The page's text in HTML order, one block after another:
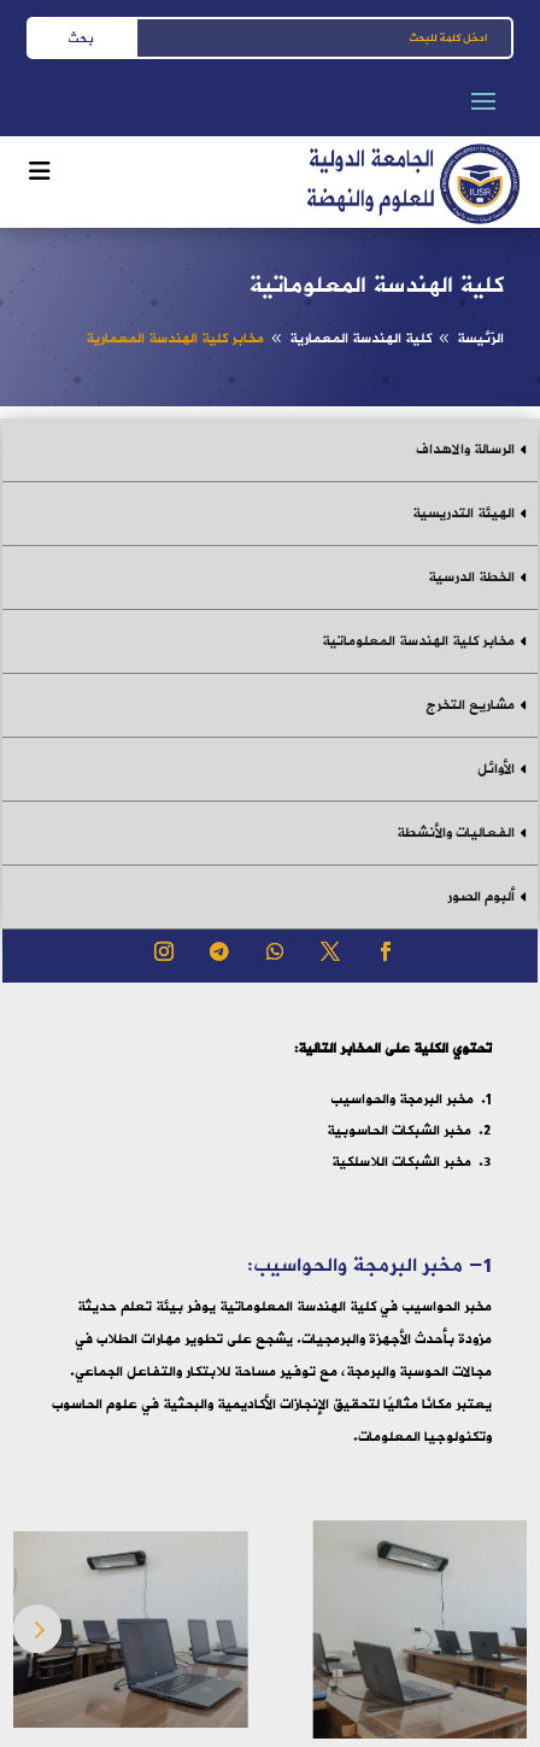
كلية الهندسة المعلوماتية
الرّئيسة 8 كلية الهندسة المعمارية 8 مخابر كلية الهندسة المعمارية
تحتوي الكلية على المخابر التالية:
مخبر البرمجة والحواسيب
مخبر الشبكات الحاسوبية
مخبر الشبكات اللاسلكية
1- مخبر البرمجة والحواسيب:
مخبر الحواسيب في كلية الهندسة المعلوماتية يوفر بيئة تعلم حديثة
مزودة بأحدث الأجهزة والبرمجيات. يشجع على تطوير مهارات الطلاب في
مجالات الحوسبة والبرمجة، مع توفير مساحة للابتكار والتفاعل الجماعي.
يعتبر مكانًا مثاليًا لتحقيق الإنجازات الأكاديمية والبحثية في علوم الحاسوب
وتكنولوجيا المعلومات.
الرسالة والاهداف
الهيئة التدريسية
الخطة الدرسية
مخابر كلية الهندسة المعلوماتية
مشاريع التخرج
الأوائل
الفعاليات والأنشطة
ألبوم الصور